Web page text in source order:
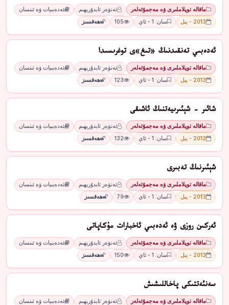
ماقالە توپلاملىرى ۋە مەجمۇئەلەر ئەنۋەر ئابدۇرېھىم
ئەدەبىيات ۋە ئىنسان
2013 - يىل
سان: 1 - ئاي 105 ھەقسىز
ئەدەبىي تەنقىدنىڭ «تىغ»ى توغرىسىدا
ماقالە توپلاملىرى ۋە مەجمۇئەلەر ئەنۋەر ئابدۇرېھىم
ئەدەبىيات ۋە ئىنسان
2013 - يىل
سان: 1 - ئاي 123 ھەقسىز
شائىر - شېئىرىيەتنىڭ ئاشىقى
ماقالە توپلاملىرى ۋە مەجمۇئەلەر ئەنۋەر ئابدۇرېھىم
ئەدەبىيات ۋە ئىنسان
2013 - يىل
سان: 1 - ئاي 132 ھەقسىز
شېئىرنىڭ تەبىرى
ماقالە توپلاملىرى ۋە مەجمۇئەلەر ئەنۋەر ئابدۇرېھىم
ئەدەبىيات ۋە ئىنسان
2013 - يىل
سان: 1 - ئاي 79 ھەقسىز
ئەركىن روزى ۋە ئەدەبىي ئاخبارات مۇكاپاتى
ماقالە توپلاملىرى ۋە مەجمۇئەلەر ئەنۋەر ئابدۇرېھىم
ئەدەبىيات ۋە ئىنسان
2013 - يىل
سان: 1 - ئاي 150 ھەقسىز
سەنئەتتىكى پاخاللىشىش
ماقالە توپلاملىرى ۋە مەجمۇئەلەر ئەنۋەر ئابدۇرېھىم
ئەدەبىيات ۋە ئىنسان